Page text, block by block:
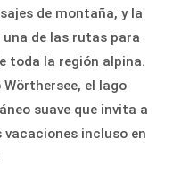
de montaña, y la
de las rutas para
toda la región alpina.
el lago
suave que invita a
incluso en